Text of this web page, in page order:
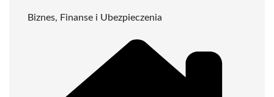
Biznes, Finanse i Ubezpieczenia